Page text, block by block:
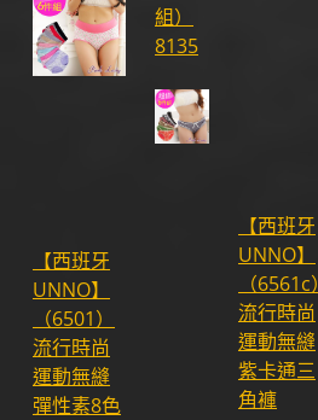
組）
8135
【西班牙
UNNO】
（6501）
流行時尚
運動無縫
彈性素8色
【西班牙
UNNO】
（6561c）
流行時尚
運動無縫
紫卡通三
角褲